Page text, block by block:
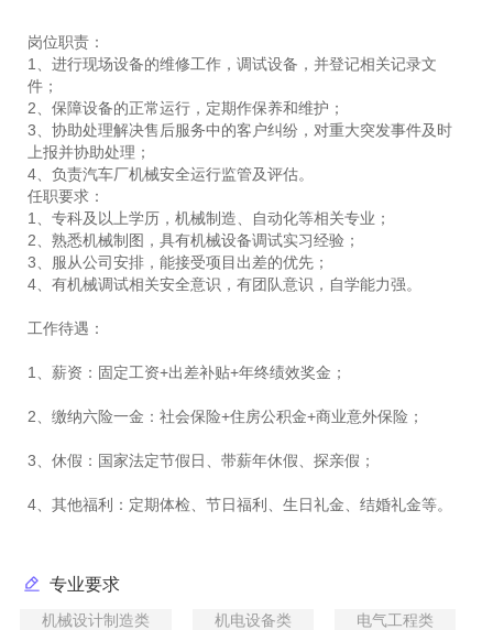
岗位职责：
1、进行现场设备的维修工作，调试设备，并登记相关记录文
件；
2、保障设备的正常运行，定期作保养和维护；
3、协助处理解决售后服务中的客户纠纷，对重大突发事件及时
上报并协助处理；
4、负责汽车厂机械安全运行监管及评估。
任职要求：
1、专科及以上学历，机械制造、自动化等相关专业；
2、熟悉机械制图，具有机械设备调试实习经验；
3、服从公司安排，能接受项目出差的优先；
4、有机械调试相关安全意识，有团队意识，自学能力强。
工作待遇：
1、薪资：固定工资+出差补贴+年终绩效奖金；
2、缴纳六险一金：社会保险+住房公积金+商业意外保险；
3、休假：国家法定节假日、带薪年休假、探亲假；
专业要求
机械设计制造类 机电设备类 电气工程类